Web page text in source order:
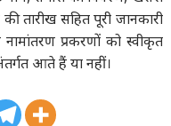
तारीख सहित पूरी जानकारी
प्रकरणों को स्वीकृत
आते हैं या नहीं।